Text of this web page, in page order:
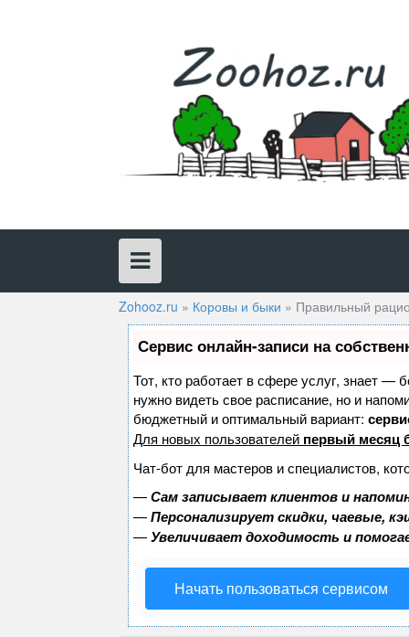
Zohooz.ru » Коровы и быки » Правильный
Сервис онлайн-записи на
Тот, кто работает в сфере услуг, знает —
нужно видеть свое расписание, но и
бюджетный и оптимальный вариант:
Для новых пользователей первый месяц
Чат-бот для мастеров и специалистов,
—Сам записывает клиентов и
—Персонализирует скидки, чаевые,
—Увеличивает доходимость и
Начать пользоваться сервисом